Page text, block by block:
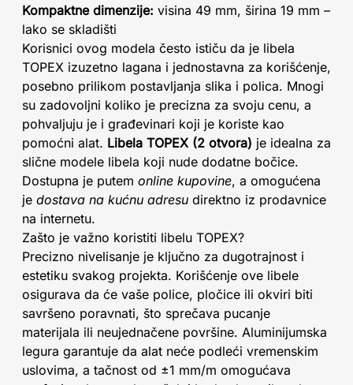
Kompaktne dimenzije: visina 49 mm, širina 19 mm –
lako se skladišti
Korisnici ovog modela često ističu da je libela
TOPEX izuzetno lagana i jednostavna za korišćenje,
posebno prilikom postavljanja slika i polica. Mnogi
su zadovoljni koliko je precizna za svoju cenu, a
pohvaljuju je i građevinari koji je koriste kao
pomoćni alat. Libela TOPEX (2 otvora) je idealna za
slične modele libela koji nude dodatne bočice.
Dostupna je putem online kupovine, a omogućena
je dostava na kućnu adresu direktno iz prodavnice
na internetu.
Zašto je važno koristiti libelu TOPEX?
Precizno nivelisanje je ključno za dugotrajnost i
estetiku svakog projekta. Korišćenje ove libele
osigurava da će vaše police, pločice ili okviri biti
savršeno poravnati, što sprečava pucanje
materijala ili neujednačene površine. Aluminijumska
legura garantuje da alat neće podleći vremenskim
uslovima, a tačnost od ±1 mm/m omogućava